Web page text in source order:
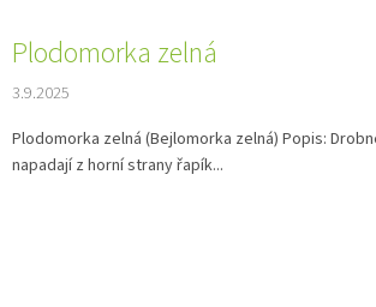
Plodomorka zelná
3.9.2025
Plodomorka zelná (Bejlomorka zelná) Popis:
napadají z horní strany řapík...